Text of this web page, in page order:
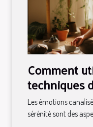
Comment
techniques
gérer le
de mariage
Les émotions
sérénité sont des